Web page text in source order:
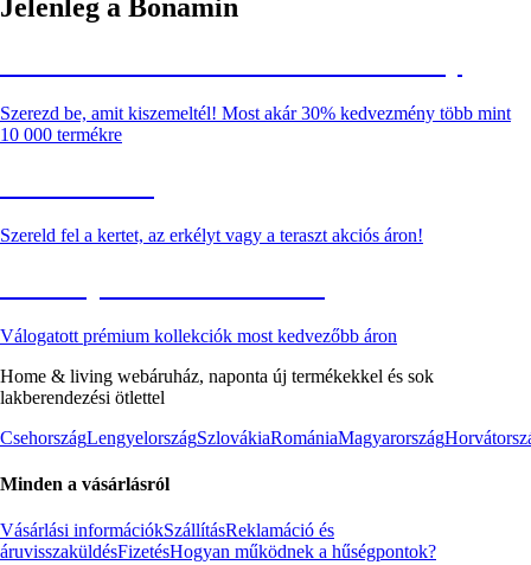
Jelenleg a Bonamin
Szerezd be, amit kiszemeltél! Most akár 30% kedvezmény több mint
10 000 termékre
Szereld fel a kertet, az erkélyt vagy a teraszt akciós áron!
Válogatott prémium kollekciók most kedvezőbb áron
Home & living webáruház, naponta új termékekkel és sok
lakberendezési ötlettel
CsehországLengyelországSzlovákiaRomániaMagyarország
Minden a vásárlásról
Vásárlási információkSzállításReklamáció és
áruvisszaküldésFizetésHogyan működnek a hűségpontok?